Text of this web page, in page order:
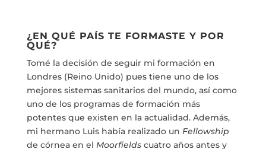
¿EN QUÉ PAÍS TE FORMASTE Y POR
QUÉ?
Tomé la decisión de seguir mi formación en
Londres (Reino Unido) pues tiene uno de los
mejores sistemas sanitarios del mundo, así como
uno de los programas de formación más
potentes que existen en la actualidad. Además,
mi hermano Luis había realizado un Fellowship
de córnea en el Moorfields cuatro años antes y